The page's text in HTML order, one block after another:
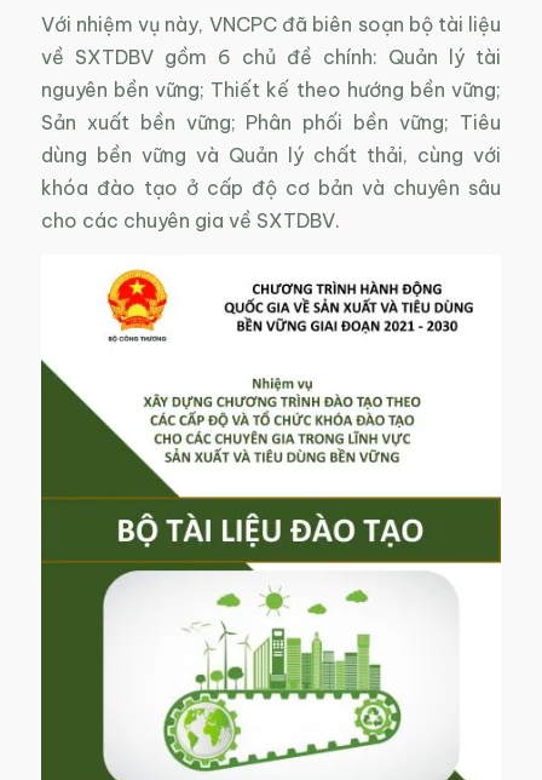
Với nhiệm vụ này, VNCPC đã biên soạn bộ tài liệu
về SXTDBV gồm 6 chủ đề chính: Quản lý tài
nguyên bền vững; Thiết kế theo hướng bền vững;
Sản xuất bền vững; Phân phối bền vững; Tiêu
dùng bền vững và Quản lý chất thải, cùng với
khóa đào tạo ở cấp độ cơ bản và chuyên sâu
cho các chuyên gia về SXTDBV.